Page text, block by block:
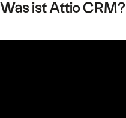
Was ist Attio CRM?